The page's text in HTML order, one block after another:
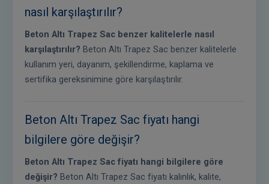
nasıl karşılaştırılır?
Beton Altı Trapez Sac benzer kalitelerle nasıl
karşılaştırılır? Beton Altı Trapez Sac benzer kalitelerle
kullanım yeri, dayanım, şekillendirme, kaplama ve
sertifika gereksinimine göre karşılaştırılır.
Beton Altı Trapez Sac fiyatı hangi
bilgilere göre değişir?
Beton Altı Trapez Sac fiyatı hangi bilgilere göre
değişir? Beton Altı Trapez Sac fiyatı kalınlık, kalite,